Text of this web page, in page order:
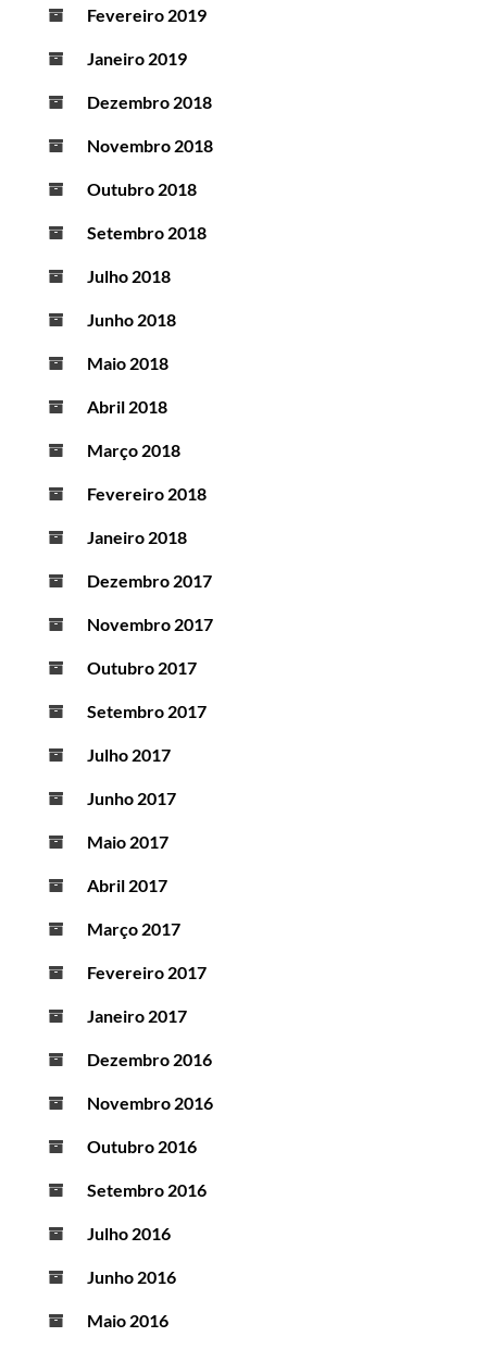
Fevereiro 2019
Janeiro 2019
Dezembro 2018
Novembro 2018
Outubro 2018
Setembro 2018
Julho 2018
Junho 2018
Maio 2018
Abril 2018
Março 2018
Fevereiro 2018
Janeiro 2018
Dezembro 2017
Novembro 2017
Outubro 2017
Setembro 2017
Julho 2017
Junho 2017
Maio 2017
Abril 2017
Março 2017
Fevereiro 2017
Janeiro 2017
Dezembro 2016
Novembro 2016
Outubro 2016
Setembro 2016
Julho 2016
Junho 2016
Maio 2016